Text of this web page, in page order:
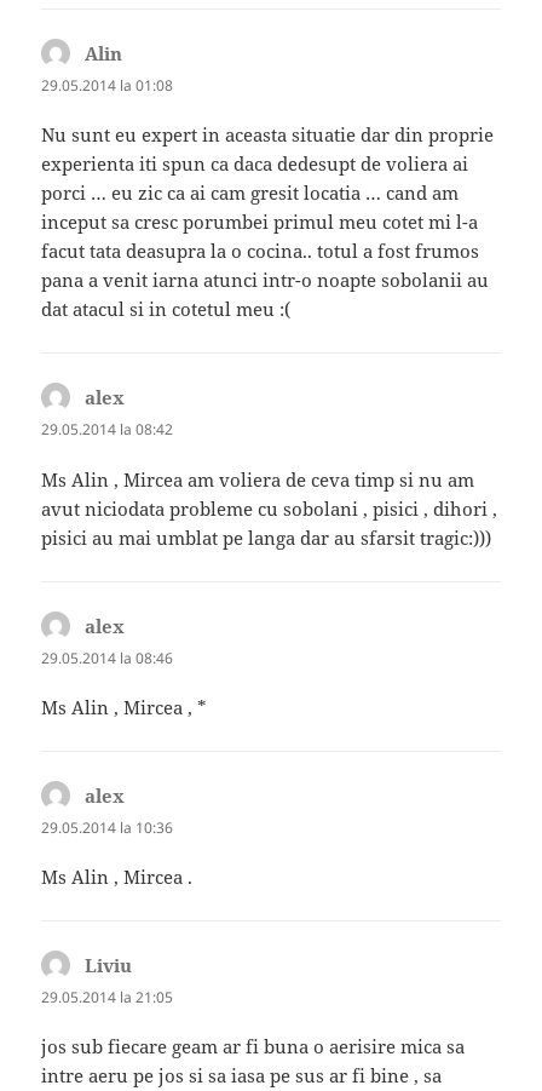
Alin
29.05.2014 la 01:08
Nu sunt eu expert in aceasta situatie dar din proprie
experienta iti spun ca daca dedesupt de voliera ai
porci … eu zic ca ai cam gresit locatia … cand am
inceput sa cresc porumbei primul meu cotet mi l-a
facut tata deasupra la o cocina.. totul a fost frumos
pana a venit iarna atunci intr-o noapte sobolanii au
dat atacul si in cotetul meu :(
alex
29.05.2014 la 08:42
Ms Alin , Mircea am voliera de ceva timp si nu am
avut niciodata probleme cu sobolani , pisici , dihori ,
pisici au mai umblat pe langa dar au sfarsit tragic:)))
alex
29.05.2014 la 08:46
Ms Alin , Mircea , *
alex
29.05.2014 la 10:36
Ms Alin , Mircea .
Liviu
29.05.2014 la 21:05
jos sub fiecare geam ar fi buna o aerisire mica sa
intre aeru pe jos si sa iasa pe sus ar fi bine , sa